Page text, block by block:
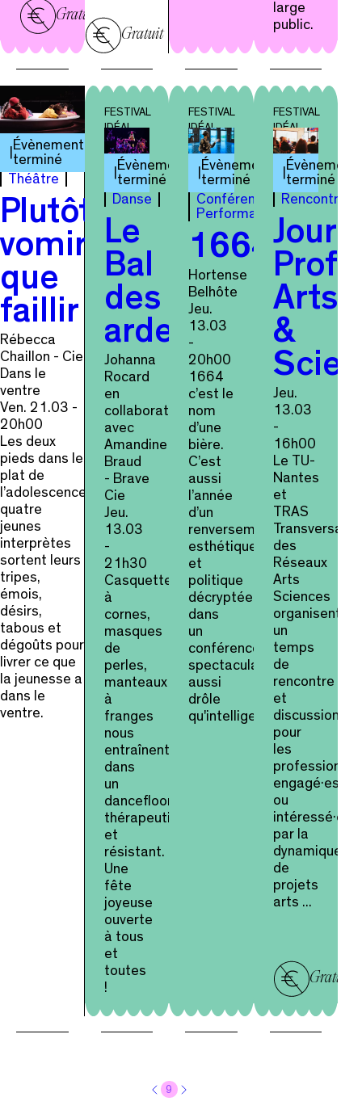
Gratuit
Gratuit
large
public.
Évènement
terminé
Théâtre
Plutôt
vomir
que
faillir
Rébecca
Chaillon - Cie
Dans le
ventre
Ven. 21.03 -
20h00
Les deux
pieds dans le
plat de
l’adolescence,
quatre
jeunes
interprètes
sortent leurs
tripes,
émois,
désirs,
tabous et
dégoûts pour
livrer ce que
la jeunesse a
dans le
ventre.
FESTIVAL
IDÉAL
Évènement
terminé
Danse
Le
Bal
des
ardentes
Johanna
Rocard
en
collaboration
avec
Amandine
Braud
- Brave
Cie
Jeu.
13.03
-
21h30
Casquettes
à
cornes,
masques
de
perles,
manteaux
à
franges
nous
entraînent
dans
un
dancefloor
thérapeutique
et
résistant.
Une
fête
joyeuse
ouverte
à tous
et
toutes
!
FESTIVAL
IDÉAL
Évènement
terminé
Conférence
Performance
1664
Hortense
Belhôte
Jeu.
13.03
-
20h00
1664
c’est le
nom
d’une
bière.
C’est
aussi
l’année
d’un
renversement
esthétique
et
politique
décryptée
dans
un
conférence
spectaculaire
aussi
drôle
qu'intelligente.
FESTIVAL
IDÉAL
Évènement
terminé
Rencontre
Arts
&
Jeu.
13.03
-
16h00
Le TU-
Nantes
et
TRAS
Transversale
des
Réseaux
Arts
Sciences
organisent
un
temps
de
rencontre
et
discussion
pour
les
engagé·es
ou
intéressé·es
par la
dynamique
de
projets
arts ...
Gratuit
9